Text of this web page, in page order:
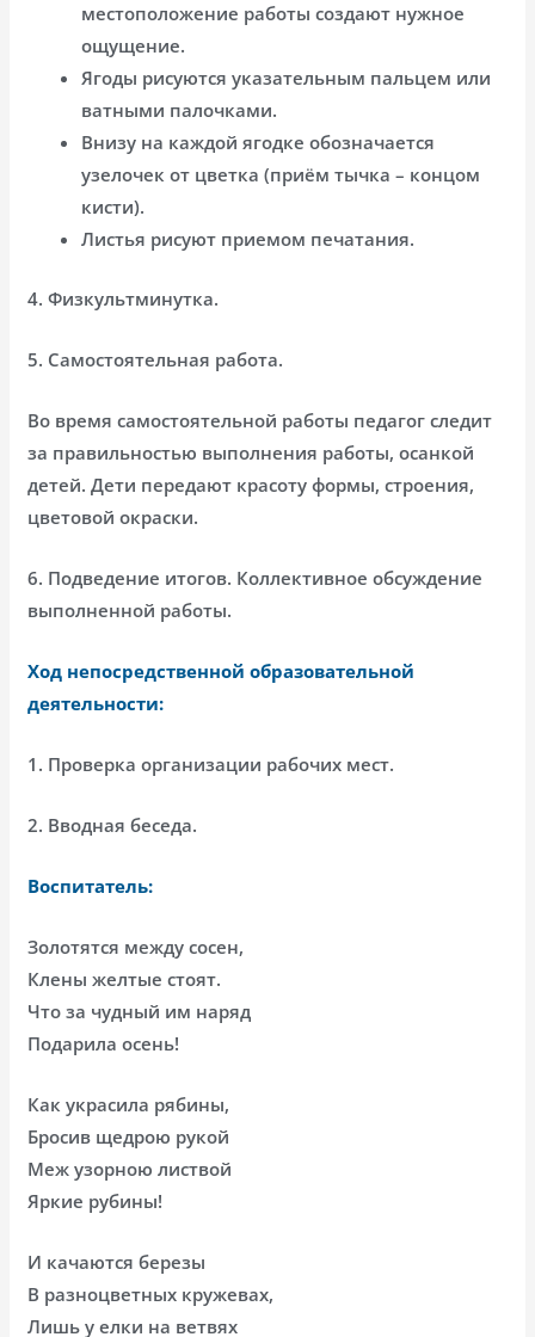
местоположение работы создают нужное
ощущение.
Ягоды рисуются указательным пальцем или
ватными палочками.
Внизу на каждой ягодке обозначается
узелочек от цветка (приём тычка – концом
кисти).
Листья рисуют приемом печатания.
4. Физкультминутка.
5. Самостоятельная работа.
Во время самостоятельной работы педагог следит
за правильностью выполнения работы, осанкой
детей. Дети передают красоту формы, строения,
цветовой окраски.
6. Подведение итогов. Коллективное обсуждение
выполненной работы.
Ход непосредственной образовательной
деятельности:
1. Проверка организации рабочих мест.
2. Вводная беседа.
Воспитатель:
Золотятся между сосен,
Клены желтые стоят.
Что за чудный им наряд
Подарила осень!
Как украсила рябины,
Бросив щедрою рукой
Меж узорною листвой
Яркие рубины!
И качаются березы
В разноцветных кружевах,
Лишь у елки на ветвях